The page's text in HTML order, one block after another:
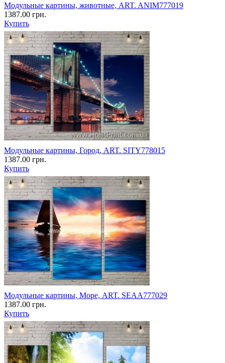
Модульные картины, животные, ART. ANIM777019
1387.00 грн.
Купить
Модульные картины, Город, ART. SITY778015
1387.00 грн.
Купить
Модульные картины, Море, ART. SEAA777029
1387.00 грн.
Купить